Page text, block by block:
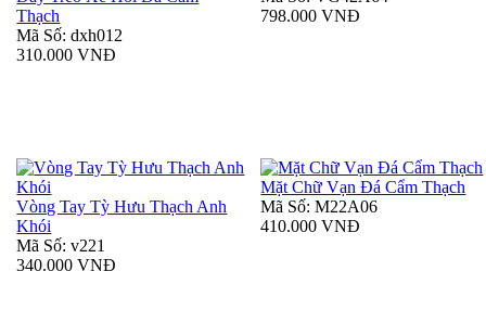
Thạch
Mã Số: dxh012
310.000 VNĐ
798.000 VNĐ
Vòng Tay Tỳ Hưu Thạch Anh
Khói
Mã Số: v221
340.000 VNĐ
Mặt Chữ Vạn Đá Cẩm Thạch
Mã Số: M22A06
410.000 VNĐ